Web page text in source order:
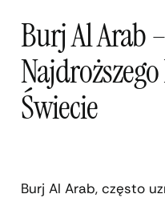
Burj Al Arab
Świecie
Burj Al Arab, często